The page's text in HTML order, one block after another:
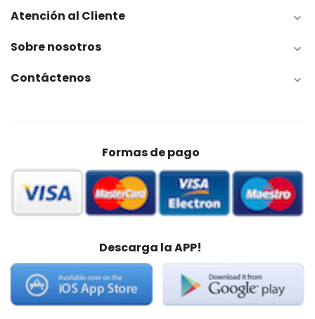
Atención al Cliente 
Sobre nosotros 
Contáctenos 
Formas de pago
Descarga la APP!